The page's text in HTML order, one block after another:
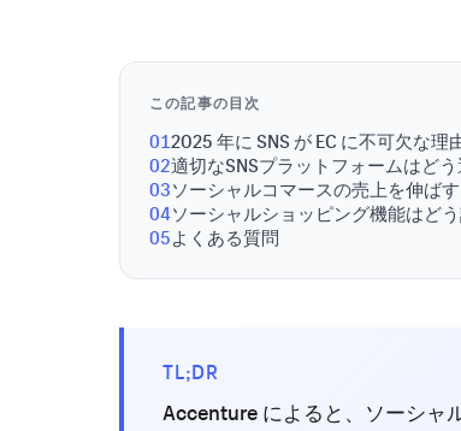
この記事の目次
012025 年に SNS が EC に不可欠な理
02適切なSNSプラットフォームはど
03ソーシャルコマースの売上を伸ば
04ソーシャルショッピング機能はど
05よくある質問
TL;DR
Accenture によると、ソーシャ